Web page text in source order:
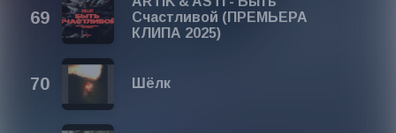
Счастливой (ПРЕМЬЕРА
КЛИПА 2025)
Шёлк